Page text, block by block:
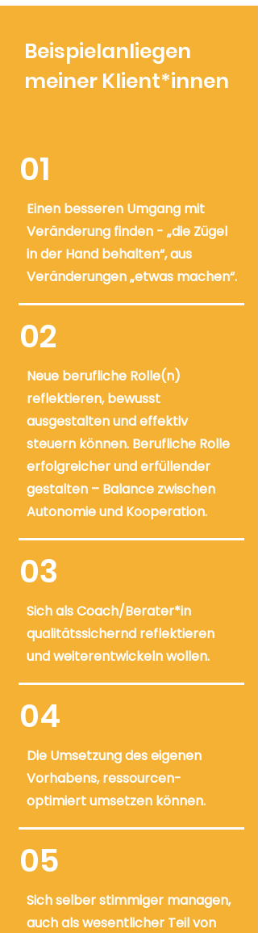
Beispielanliegen
meiner Klient*innen
01
Einen besseren Umgang mit
Veränderung finden - „die Zügel
in der Hand behalten“, aus
Veränderungen „etwas machen“.
02
Neue berufliche Rolle(n)
reflektieren, bewusst
ausgestalten und effektiv
steuern können. Berufliche Rolle
erfolgreicher und erfüllender
gestalten – Balance zwischen
Autonomie und Kooperation.
03
Sich als Coach/Berater*in
qualitätssichernd reflektieren
und weiterentwickeln wollen.
04
Die Umsetzung des eigenen
Vorhabens, ressourcen-
optimiert umsetzen können.
05
Sich selber stimmiger managen,
auch als wesentlicher Teil von